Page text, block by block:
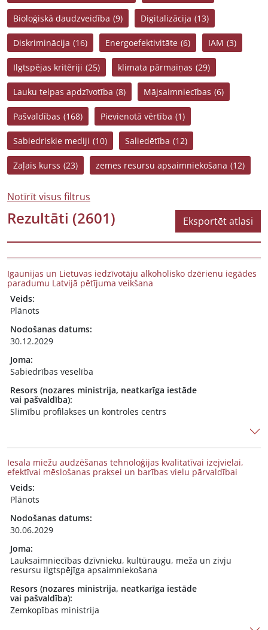
Bioloģiskā daudzveidība (9) Digitalizācija (13)
Diskriminācija (16) Energoefektivitāte (6) IAM (3)
Ilgtspējas kritēriji (25) klimata pārmaiņas (29)
Lauku telpas apdzīvotība (8) Mājsaimniecības (6)
Pašvaldības (168) Pievienotā vērtība (1)
Sabiedriskie mediji (10) Saliedētība (12)
Zaļais kurss (23) zemes resursu apsaimniekošana (12)
Notīrīt visus filtrus
Rezultāti (2601) Eksportēt atlasi
Igaunijas un Lietuvas iedzīvotāju alkoholisko dzērienu iegādes
paradumu Latvijā pētījuma veikšana
Veids:
Plānots
Nodošanas datums:
30.12.2029
Joma:
Sabiedrības veselība
Resors (nozares ministrija, neatkarīga iestāde
vai pašvaldība):
Slimību profilakses un kontroles centrs
Iesala miežu audzēšanas tehnoloģijas kvalitatīvai izejvielai,
efektīvai mēslošanas praksei un barības vielu pārvaldībai
Veids:
Plānots
Nodošanas datums:
30.06.2029
Joma:
Lauksaimniecības dzīvnieku, kultūraugu, meža un zivju
resursu ilgtspējīga apsaimniekošana
Resors (nozares ministrija, neatkarīga iestāde
vai pašvaldība):
Zemkopības ministrija